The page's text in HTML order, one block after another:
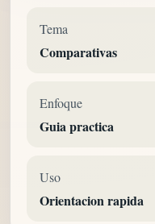
Tema
Comparativas
Enfoque
Guia practica
Uso
Orientacion rapida